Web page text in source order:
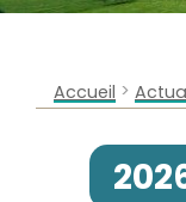
Accueil >